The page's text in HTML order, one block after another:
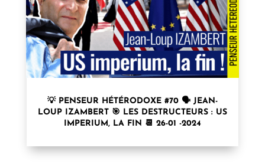
💡 PENSEUR HÉTÉRODOXE #70 🗣 JEAN-
LOUP IZAMBERT 🎯 LES DESTRUCTEURS : US
IMPERIUM, LA FIN 📆 26-01 -2024